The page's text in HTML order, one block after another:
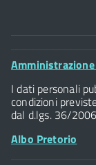
Comune di
Palazzo
Piazza della
P.IVA
Footer
I dati personali
condizioni
dal d.lgs. 36/2006
Albo Pretorio